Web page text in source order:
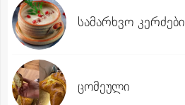
სამარხვო კერძები
ცომეული